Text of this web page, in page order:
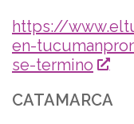
https://
en-
se-termino
CATAMARCA